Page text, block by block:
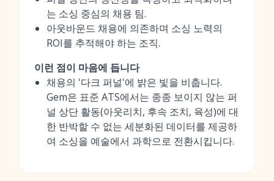
는 소싱 중심의 채용 팀.
아웃바운드 채용에 의존하며 소싱 노력의
ROI를 추적해야 하는 조직.
이런 점이 마음에 듭니다
채용의 '다크 퍼널'에 밝은 빛을 비춥니다.
Gem은 표준 ATS에서는 종종 보이지 않는 퍼
널 상단 활동(아웃리치, 후속 조치, 육성)에 대
한 반박할 수 없는 세분화된 데이터를 제공하
여 소싱을 예술에서 과학으로 전환시킵니다.